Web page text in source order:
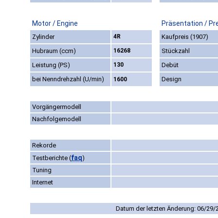
Motor / Engine Präsentation /
Zylinder 4R
Kaufpreis (1907)
Hubraum (ccm)
16268
Stückzahl
Leistung (PS)
130
Debüt
bei Nenndrehzahl (U/min)
1600 Design
Vorgängermodell
Nachfolgemodell
Rekorde
Testberichte (faq)
Tuning
Internet
Datum der letzten Änderung: 06/29/